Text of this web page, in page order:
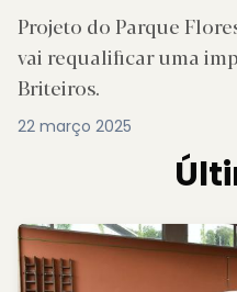
Projeto do Parque
vai requalificar uma
Briteiros.
22 março 2025